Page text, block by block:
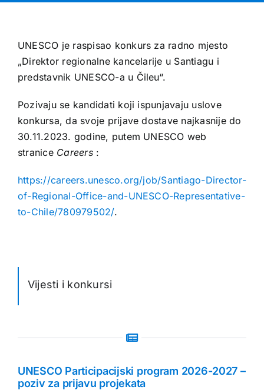
UNESCO je raspisao konkurs za radno mjesto
„Direktor regionalne kancelarije u Santiagu i
predstavnik UNESCO-a u Čileu“.
Pozivaju se kandidati koji ispunjavaju uslove
konkursa, da svoje prijave dostave najkasnije do
30.11.2023. godine, putem UNESCO web
stranice Careers:
https://careers.unesco.org/job/Santiago-Director-
of-Regional-Office-and-UNESCO-Representative-
to-Chile/780979502/.
Vijesti i konkursi
UNESCO Participacijski program 2026-2027 –
poziv za prijavu projekata